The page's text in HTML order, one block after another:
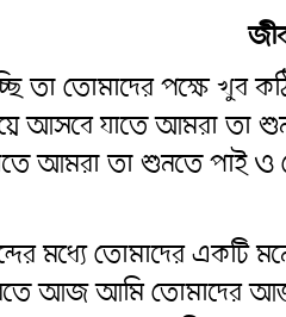
তোমাদের পক্ষে খুব
আসবে যাতে আমরা তা
আমরা তা শুনতে পাই
তোমাদের একটি
আজ আমি তোমাদের